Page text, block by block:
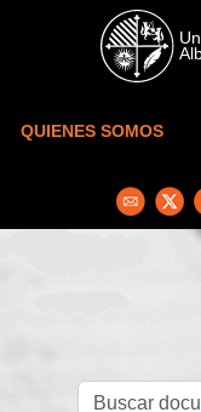
Skip to main content
QUIENES SOMOS